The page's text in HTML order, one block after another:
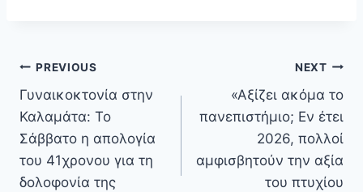
Πλοήγηση
άρθρων
PREVIOUS
Γυναικοκτονία στην
Καλαμάτα: Το
Σάββατο η απολογία
του 41χρονου για τη
δολοφονία της
NEXT
«Αξίζει ακόμα το
πανεπιστήμιο; Εν έτει
2026, πολλοί
αμφισβητούν την αξία
του πτυχίου